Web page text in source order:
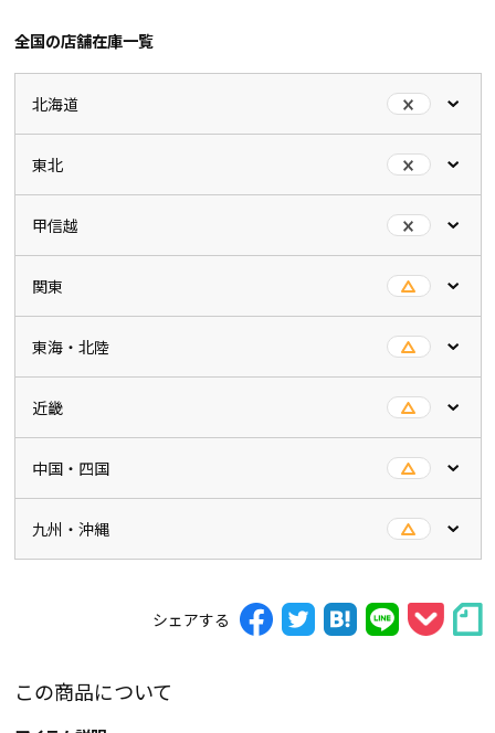
全国の店舗在庫一覧
北海道
東北
甲信越
関東
東海・北陸
近畿
中国・四国
九州・沖縄
シェアする
この商品について